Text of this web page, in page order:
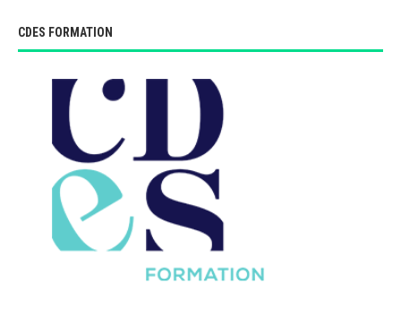
CDES FORMATION